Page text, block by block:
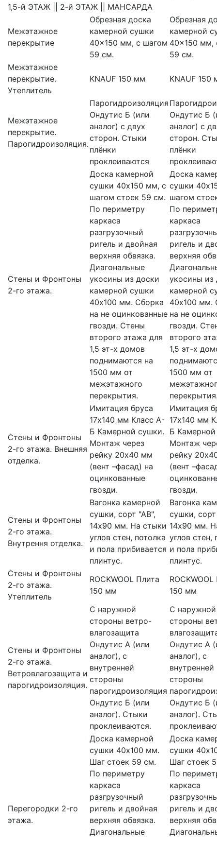
1,5-й ЭТАЖ || 2-й ЭТАЖ || МАНСАРДА
Межэтажное
перекрытие
Обрезная доска
камерной сушки
40×150 мм, с шагом
59 см.
Обрезная
камерной
40×150 мм,
59 см.
Межэтажное
перекрытие.
Утеплитель
KNAUF 150 мм KNAUF 150
Межэтажное
перекрытие.
Парогидроизоляция.
Парогидроизоляция
Ондутис Б (или
аналог) с двух
сторон. Стыки
плёнки
проклеиваются
Ондутис Б
аналог) с
сторон.
плёнки
Стены и Фронтоны
2-го этажа.
Доска камерной
сушки 40х150 мм, с
шагом стоек 59 см.
По периметру
каркаса
разгрузочный
ригель и двойная
верхняя обвязка.
Диагональные
укосины из доски
камерной сушки
40х100 мм. Сборка
на не оцинкованные
гвозди. Стены
второго этажа для
1,5 эт-х домов
поднимаются на
1500 мм от
межэтажного
перекрытия.
Доска
сушки
шагом
По
каркаса
ригель и
верхняя
укосины из
камерной
40х100 мм.
на не
гвозди.
второго
1,5 эт-х
1500 мм от
Стены и Фронтоны
2-го этажа. Внешняя
отделка.
Имитация бруса
17х140 мм Класс А-
Б Камерной сушки.
Монтаж через
рейку 20х40 мм
(вент –фасад) на
оцинкованные
гвозди.
Имитация
17х140 мм
Б
Монтаж
рейку
(вент
гвозди.
Стены и Фронтоны
2-го этажа.
Внутрення отделка.
Вагонка камерной
сушки, сорт "АВ",
14х90 мм. На стыки
углов стен, потолка
и пола прибивается
плинтус.
Вагонка
сушки,
14х90 мм.
углов стен,
и пола
плинтус.
Стены и Фронтоны
2-го этажа.
Утеплитель
ROCKWOOL Плита
150 мм
150 мм
Стены и Фронтоны
2-го этажа.
Ветровлагозащита и
парогидроизоляция.
С наружной
стороны ветро-
влагозащита
Ондутис А (или
аналог), с
внутренней
стороны
парогидроизоляция
Ондутис Б (или
аналог). Стыки
проклеиваются.
С наружной
стороны
Ондутис А
аналог), с
внутренней
стороны
Ондутис Б
аналог).
Перегородки 2-го
этажа.
Доска камерной
сушки 40х100 мм.
Шаг стоек 59 см.
По периметру
каркаса
разгрузочный
ригель и двойная
верхняя обвязка.
Диагональные
Доска
сушки
Шаг стоек
По
каркаса
ригель и
верхняя